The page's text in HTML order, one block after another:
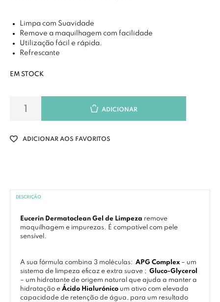
Limpa com Suavidade
Remove a maquilhagem com facilidade
Utilização fácil e rápida.
Refrescante
EM STOCK
ADICIONAR
ADICIONAR AOS FAVORITOS
DESCRIÇÃO
Eucerin Dermatoclean Gel de Limpeza remove
maquilhagem e impurezas. É compatível com pele
sensível.
A sua fórmula combina 3 moléculas: APG Complex– um
sistema de limpeza eficaz e extra suave ; Gluco-Glycerol
– um hidratante de origem natural que ajuda a manter a
hidratação e Ácido Hialurónico um ativo com elevada
capacidade de retenção de água, para um resultado